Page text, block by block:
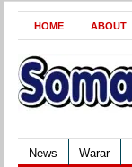
HOME ABOUT
News Warar